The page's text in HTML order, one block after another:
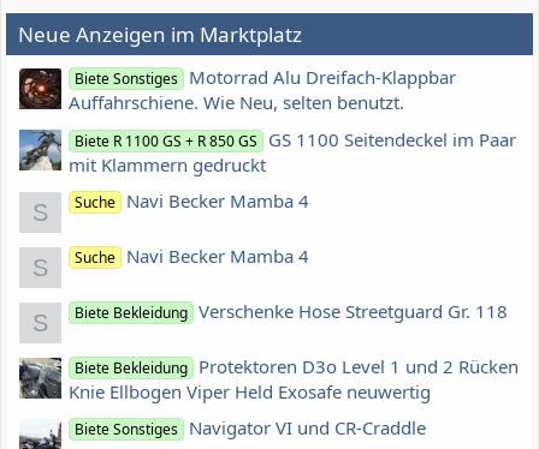
Neue Anzeigen im Marktplatz
Biete Sonstiges Motorrad Alu Dreifach-Klappbar
Auffahrschiene. Wie Neu, selten benutzt.
Biete R 1100 GS + R 850 GS
GS 1100 Seitendeckel im Paar
mit Klammern gedruckt
S Suche Navi Becker Mamba 4
S Suche Navi Becker Mamba 4
S Biete Bekleidung Verschenke Hose Streetguard Gr. 118
Biete Bekleidung Protektoren D3o Level 1 und 2 Rücken
Knie Ellbogen Viper Held Exosafe neuwertig
Biete Sonstiges Navigator VI und CR-Craddle